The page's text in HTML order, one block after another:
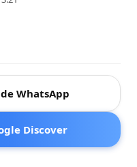
WhatsApp
Discover